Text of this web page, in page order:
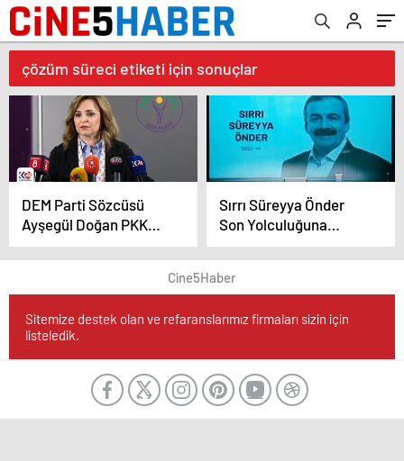
çözüm süreci etiketi için sonuçlar
DEM Parti Sözcüsü
Ayşegül Doğan PKK
Kongresi Hakkında
Açıklamada Bulundu
Sırrı Süreyya Önder
Son Yolculuğuna
Uğurlanıyor
Cine5Haber
Sitemize destek olan ve refaranslarımız firmaları sizin için
listeledik.